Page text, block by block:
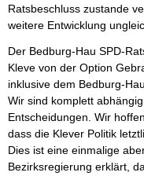
Ratsbeschluss zustande
weitere Entwicklung
Der Bedburg-Hau SPD-
Kleve von der Option
inklusive dem Bedburg-
Wir sind komplett
Entscheidungen. Wir
dass die Klever Politik
Dies ist eine einmalige
Bezirksregierung erklärt,